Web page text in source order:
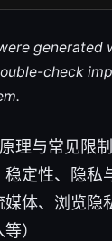
generated
check
理与常见限制
定性、隐私
体、浏览隐
）